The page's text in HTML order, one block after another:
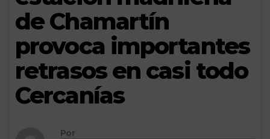
de Chamartín
provoca importantes
retrasos en casi todo
Cercanías
Por